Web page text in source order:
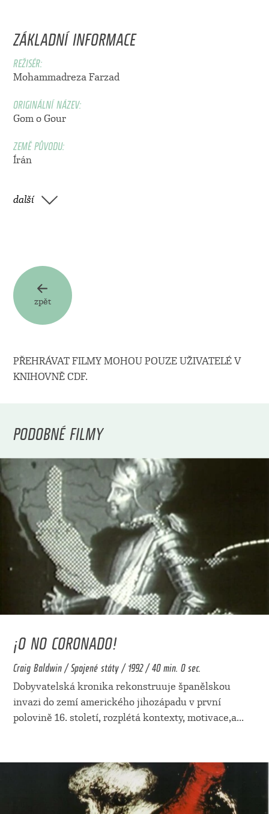
ZÁKLADNÍ INFORMACE
REŽISÉR:
Mohammadreza Farzad
ORIGINÁLNÍ NÁZEV:
Gom o Gour
ZEMĚ PŮVODU:
Írán
další
zpět
PŘEHRÁVAT FILMY MOHOU POUZE UŽIVATELÉ V
KNIHOVNĚ CDF.
PODOBNÉ FILMY
¡O NO CORONADO!
Craig Baldwin / Spojené státy / 1992 / 40 min. 0 sec.
Dobyvatelská kronika rekonstruuje španělskou
invazi do zemí amerického jihozápadu v první
polovině 16. století, rozplétá kontexty, motivace,a...